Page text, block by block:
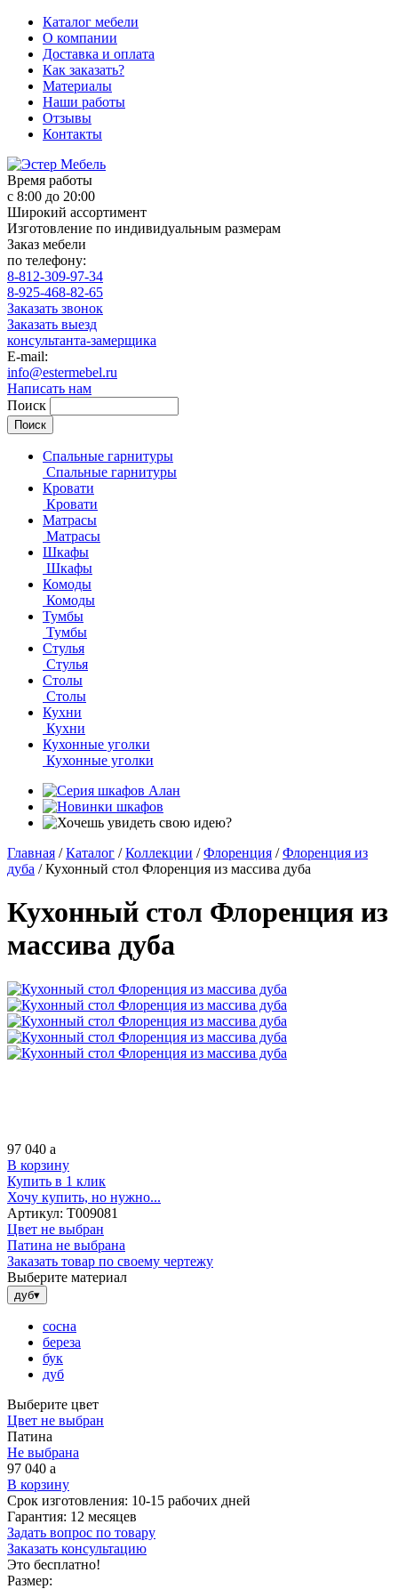
Каталог мебели
О компании
Доставка и оплата
Как заказать?
Материалы
Наши работы
Отзывы
Контакты
Время работы
с 8:00 до 20:00
Широкий ассортимент
Изготовление по индивидуальным размерам
Заказ мебели
по телефону:
8-812-309-97-34
8-925-468-82-65
Заказать звонок
Заказать выезд
консультанта-замерщика
E-mail:
info@estermebel.ru
Написать нам
Поиск
Спальные гарнитуры
Спальные гарнитуры
Кровати
Кровати
Матрасы
Матрасы
Шкафы
Шкафы
Комоды
Комоды
Тумбы
Тумбы
Стулья
Стулья
Столы
Столы
Кухни
Кухни
Кухонные уголки
Кухонные уголки
Главная / Каталог / Коллекции / Флоренция / Флоренция из
дуба / Кухонный стол Флоренция из массива дуба
Кухонный стол Флоренция из
массива дуба
97 040 a
В корзину
Купить в 1 клик
Хочу купить, но нужно...
Артикул: Т009081
Цвет не выбран
Патина не выбрана
Заказать товар по своему чертежу
Выберите материал
дуб▾
сосна
береза
бук
дуб
Выберите цвет
Цвет не выбран
Патина
Не выбрана
97 040 a
В корзину
Срок изготовления: 10-15 рабочих дней
Гарантия: 12 месяцев
Задать вопрос по товару
Заказать консультацию
Это бесплатно!
Размер: